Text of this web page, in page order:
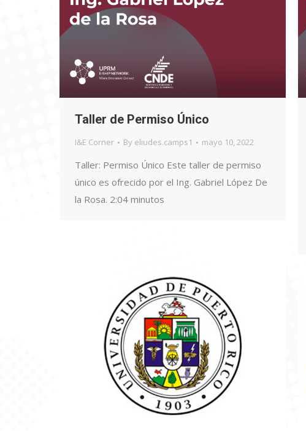
Taller de Permiso Único
I&E Corner By eliudes.camps1 mayo 10, 2022
Taller: Permiso Único Este taller de permiso
único es ofrecido por el Ing. Gabriel López De
la Rosa. 2:04 minutos